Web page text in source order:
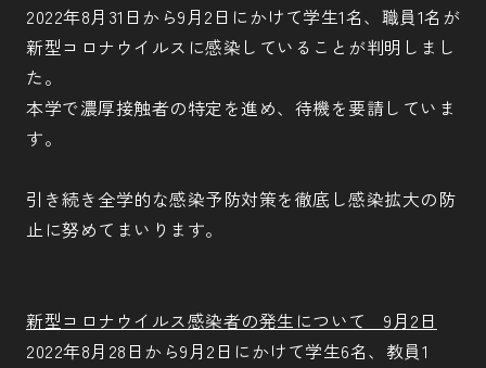
2022年8月31日から9月2日にかけて学生1名、職員1名が
新型コロナウイルスに感染していることが判明しまし
た。
本学で濃厚接触者の特定を進め、待機を要請していま
す。
引き続き全学的な感染予防対策を徹底し感染拡大の防
止に努めてまいります。
新型コロナウイルス感染者の発生について 9月2日
2022年8月28日から9月2日にかけて学生6名、教員1